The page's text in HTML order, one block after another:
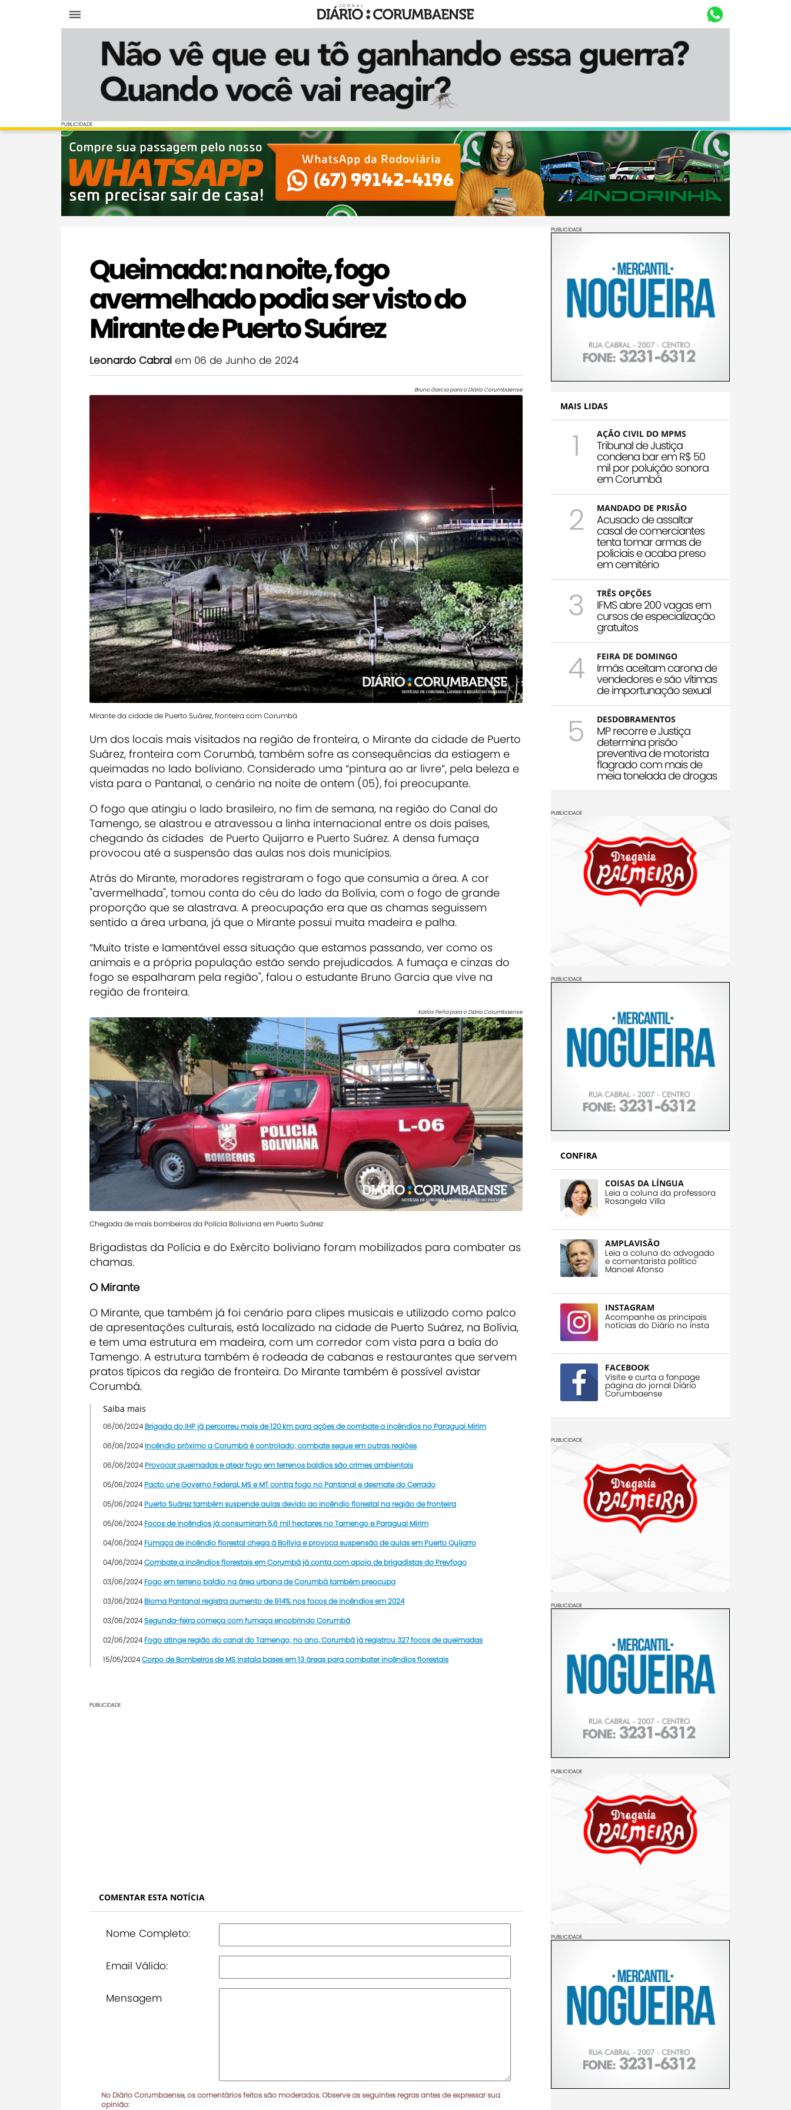
Diário Corumbaense
PUBLICIDADE
PUBLICIDADE
Queimada: na noite, fogo
avermelhado podia ser visto do
Mirante de Puerto Suárez
Leonardo Cabral em 06 de Junho de 2024
Bruno Garcia para o Diário Corumbaense
Mirante da cidade de Puerto Suárez, fronteira com Corumbá
Um dos locais mais visitados na região de fronteira, o Mirante da cidade de Puerto
Suárez, fronteira com Corumbá, também sofre as consequências da estiagem e
queimadas no lado boliviano. Considerado uma “pintura ao ar livre”, pela beleza e
vista para o Pantanal, o cenário na noite de ontem (05), foi preocupante.
O fogo que atingiu o lado brasileiro, no fim de semana, na região do Canal do
Tamengo, se alastrou e atravessou a linha internacional entre os dois países,
chegando às cidades de Puerto Quijarro e Puerto Suárez. A densa fumaça
provocou até a suspensão das aulas nos dois municípios.
Atrás do Mirante, moradores registraram o fogo que consumia a área. A cor
"avermelhada", tomou conta do céu do lado da Bolívia, com o fogo de grande
proporção que se alastrava. A preocupação era que as chamas seguissem
sentido a área urbana, já que o Mirante possui muita madeira e palha.
“Muito triste e lamentável essa situação que estamos passando, ver como os
animais e a própria população estão sendo prejudicados. A fumaça e cinzas do
fogo se espalharam pela região", falou o estudante Bruno Garcia que vive na
região de fronteira.
Karlos Peña para o Diário Corumbaense
Chegada de mais bombeiros da Polícia Boliviana em Puerto Suárez
Brigadistas da Polícia e do Exército boliviano foram mobilizados para combater as
chamas.
O Mirante
O Mirante, que também já foi cenário para clipes musicais e utilizado como palco
de apresentações culturais, está localizado na cidade de Puerto Suárez, na Bolívia,
e tem uma estrutura em madeira, com um corredor com vista para a baía do
Tamengo. A estrutura também é rodeada de cabanas e restaurantes que servem
pratos típicos da região de fronteira. Do Mirante também é possível avistar
Corumbá.
Saiba mais
06/06/2024 Brigada do IHP já percorreu mais de 120 km para ações de combate a incêndios no Paraguai Mirim
06/06/2024 Incêndio próximo a Corumbá é controlado; combate segue em outras regiões
06/06/2024 Provocar queimadas e atear fogo em terrenos baldios são crimes ambientais
05/06/2024 Pacto une Governo Federal, MS e MT contra fogo no Pantanal e desmate do Cerrado
05/06/2024 Puerto Suárez também suspende aulas devido ao incêndio florestal na região de fronteira
05/06/2024 Focos de incêndios já consumiram 5,6 mil hectares no Tamengo e Paraguai Mirim
04/06/2024 Fumaça de incêndio florestal chega à Bolívia e provoca suspensão de aulas em Puerto Quijarro
04/06/2024Combate a incêndios florestais em Corumbá já conta com apoio de brigadistas do Prevfogo
03/06/2024 Fogo em terreno baldio na área urbana de Corumbá também preocupa
03/06/2024 Bioma Pantanal registra aumento de 914% nos focos de incêndios em 2024
03/06/2024Segunda-feira começa com fumaça encobrindo Corumbá
02/06/2024 Fogo atinge região do canal do Tamengo; no ano, Corumbá já registrou 327 focos de queimadas
15/05/2024Corpo de Bombeiros de MS instala bases em 13 áreas para combater incêndios florestais
PUBLICIDADE
COMENTAR ESTA NOTÍCIA
Nome Completo:
Email Válido:
Mensagem
No Diário Corumbaense, os comentários feitos são moderados. Observe as seguintes regras antes de expressar sua
opinião:
PUBLICIDADE
MAIS LIDAS
1 AÇÃO CIVIL DO MPMS
Tribunal de Justiça
condena bar em R$ 50
mil por poluição sonora
em Corumbá
2 MANDADO DE PRISÃO
Acusado de assaltar
casal de comerciantes
tenta tomar armas de
policiais e acaba preso
em cemitério
3 TRÊS OPÇÕES
IFMS abre 200 vagas em
cursos de especialização
gratuitos
4 FEIRA DE DOMINGO
Irmãs aceitam carona de
vendedores e são vítimas
de importunação sexual
5 DESDOBRAMENTOS
MP recorre e Justiça
determina prisão
preventiva de motorista
flagrado com mais de
meia tonelada de drogas
PUBLICIDADE
PUBLICIDADE
CONFIRA
COISAS DA LÍNGUA
Leia a coluna da professora
Rosangela Villa
AMPLAVISÃO
Leia a coluna do advogado
e comentarista político
Manoel Afonso
INSTAGRAM
Acompanhe as principais
notícias do Diário no insta
FACEBOOK
Visite e curta a fanpage
página do jornal Diário
Corumbaense
PUBLICIDADE
PUBLICIDADE
PUBLICIDADE
PUBLICIDADE